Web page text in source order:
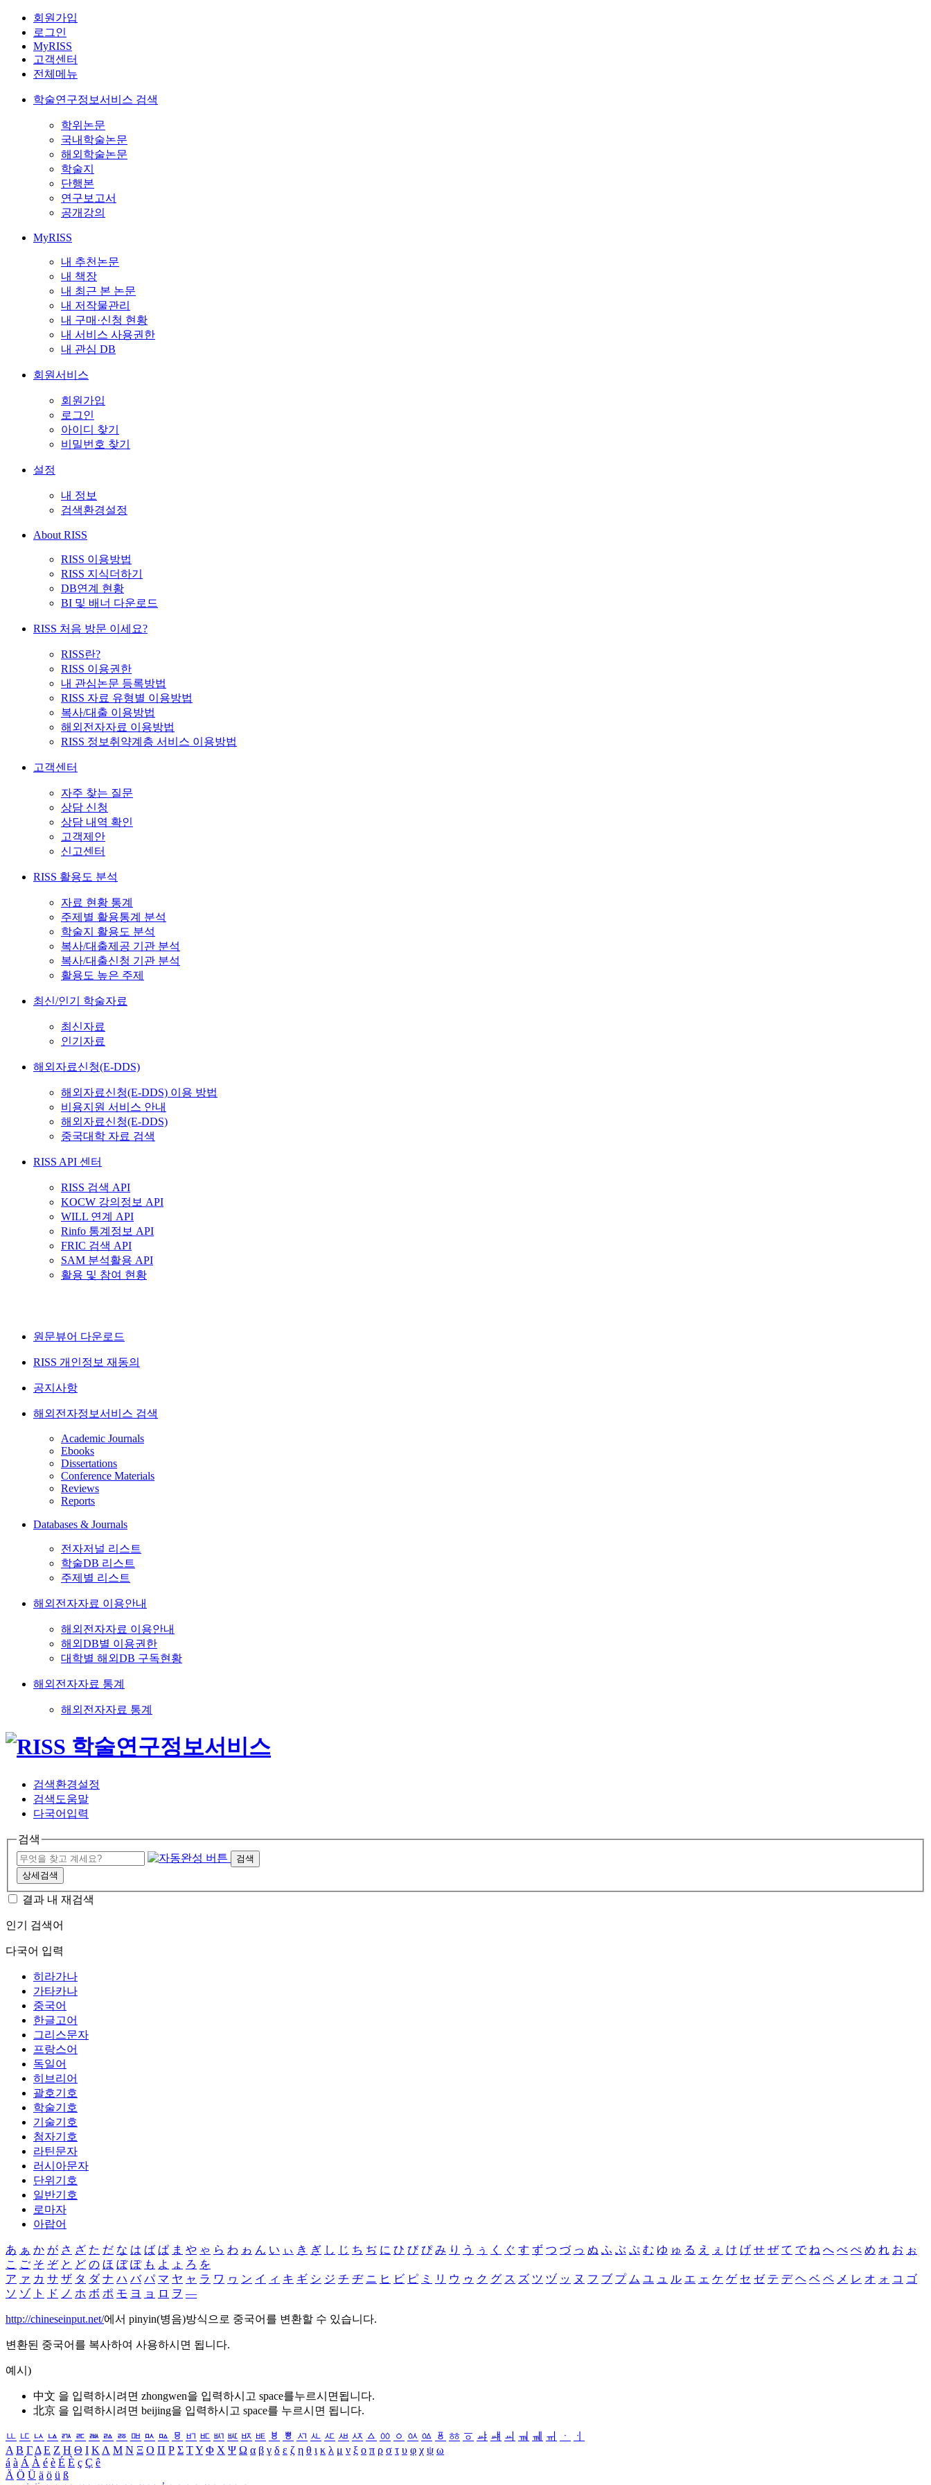
회원가입
로그인
MyRISS
고객센터
전체메뉴
학술연구정보서비스 검색
학위논문
국내학술논문
해외학술논문
학술지
단행본
연구보고서
공개강의
MyRISS
내 추천논문
내 책장
내 최근 본 논문
내 저작물관리
내 구매·신청 현황
내 서비스 사용권한
내 관심 DB
회원서비스
회원가입
로그인
아이디 찾기
비밀번호 찾기
설정
내 정보
검색환경설정
About RISS
RISS 이용방법
RISS 지식더하기
DB연계 현황
BI 및 배너 다운로드
RISS 처음 방문 이세요?
RISS란?
RISS 이용권한
내 관심논문 등록방법
RISS 자료 유형별 이용방법
복사/대출 이용방법
해외전자자료 이용방법
RISS 정보취약계층 서비스 이용방법
고객센터
자주 찾는 질문
상담 신청
상담 내역 확인
고객제안
신고센터
RISS 활용도 분석
자료 현황 통계
주제별 활용통계 분석
학술지 활용도 분석
복사/대출제공 기관 분석
복사/대출신청 기관 분석
활용도 높은 주제
최신/인기 학술자료
최신자료
인기자료
해외자료신청(E-DDS)
해외자료신청(E-DDS) 이용 방법
비용지원 서비스 안내
해외자료신청(E-DDS)
중국대학 자료 검색
RISS API 센터
RISS 검색 API
KOCW 강의정보 API
WILL 연계 API
Rinfo 통계정보 API
FRIC 검색 API
SAM 분석활용 API
활용 및 참여 현황
원문뷰어 다운로드
RISS 개인정보 재동의
공지사항
해외전자정보서비스 검색
Academic Journals
Ebooks
Dissertations
Conference Materials
Reviews
Reports
Databases & Journals
전자저널 리스트
학술DB 리스트
주제별 리스트
해외전자자료 이용안내
해외전자자료 이용안내
해외DB별 이용권한
대학별 해외DB 구독현황
해외전자자료 통계
해외전자자료 통계
검색환경설정
검색도움말
다국어입력
검색
검색
상세검색
결과 내 재검색
인기 검색어
다국어 입력
히라가나
가타카나
중국어
한글고어
그리스문자
프랑스어
독일어
히브리어
괄호기호
학술기호
기술기호
첨자기호
라틴문자
러시아문자
단위기호
일반기호
로마자
아랍어
あ ぁ か が さ ざ た だ な は ば ぱ ま や ゃ ら わ ゎ ん い ぃ き ぎ し じ ち ぢ に ひ び ぴ み り う ぅ く ぐ す ず つ づ っ ぬ ふ ぶ ぷ む ゆ ゅ る え ぇ け げ せ ぜ て で ね へ べ ぺ め れ お ぉ
こ ご そ ぞ と ど の ほ ぼ ぽ も よ ょ ろ を
ア ァ カ サ ザ タ ダ ナ ハ バ パ マ ヤ ャ ラ ワ ヮ ン イ ィ キ ギ シ ジ チ ヂ ニ ヒ ビ ピ ミ リ ウ ゥ ク グ ス ズ ツ ヅ ッ ヌ フ ブ プ ム ユ ュ ル エ ェ ケ ゲ セ ゼ テ デ ヘ ベ ペ メ レ オ ォ コ ゴ
ソ ゾ ト ド ノ ホ ボ ポ モ ヨ ョ ロ ヲ ―
http://chineseinput.net/에서 pinyin(병음)방식으로 중국어를 변환할 수 있습니다.
변환된 중국어를 복사하여 사용하시면 됩니다.
예시)
中文 을 입력하시려면 zhongwen을 입력하시고 space를누르시면됩니다.
北京 을 입력하시려면 beijing을 입력하시고 space를 누르시면 됩니다.
ㅥ ㅦ ㅧ ㅨ ㅩ ㅪ ㅫ ㅬ ㅭ ㅮ ㅯ ㅰ ㅱ ㅲ ㅳ ㅴ ㅵ ㅶ ㅷ ㅸ ㅹ ㅺ ㅻ ㅼ ㅽ ㅾ ㅿ ㆀ ㆁ ㆂ ㆃ ㆄ ㆅ ㆆ ㆇ ㆈ ㆉ ㆊ ㆋ ㆌ ㆍ
ㆎ
Α Β ΓΔ Ε Ζ Η Θ Ι ΚΛ Μ Ν Ξ Ο Π Ρ Σ ΤΥ Φ Χ Ψ Ω α β γ δ ε ζ η θ ι κ λ μ ν ξ ο π ρ σ τ υ φ χ ψ ω
á à Á À é è É È ç Ç ê
Ä Ö Ü ä ö ü ß